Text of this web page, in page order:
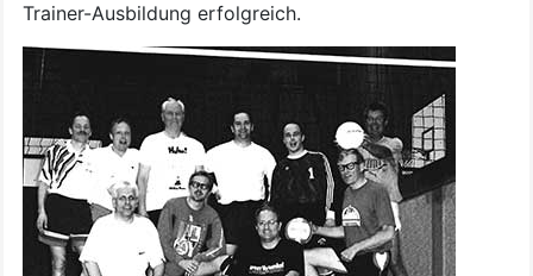
Trainer-Ausbildung erfolgreich.